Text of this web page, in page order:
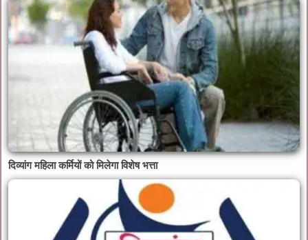
दिव्यांग महिला कर्मियों को मिलेगा विशेष भत्ता